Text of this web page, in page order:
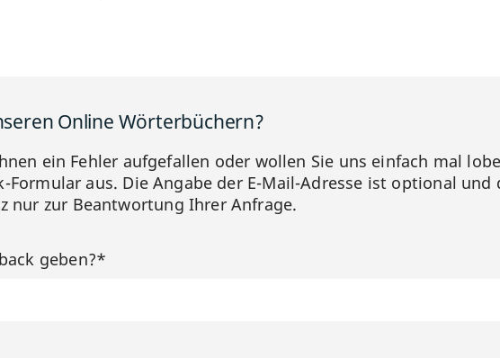
Online Wörterbüchern?
ein Fehler aufgefallen oder wollen Sie uns einfach mal
Formular aus. Die Angabe der E-Mail-Adresse ist optional und
nur zur Beantwortung Ihrer Anfrage.
geben?*